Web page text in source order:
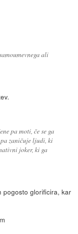
ali
pa moti, če se ga
zaničuje ljudi, ki
joker, ki ga
pogosto glorificira, kar